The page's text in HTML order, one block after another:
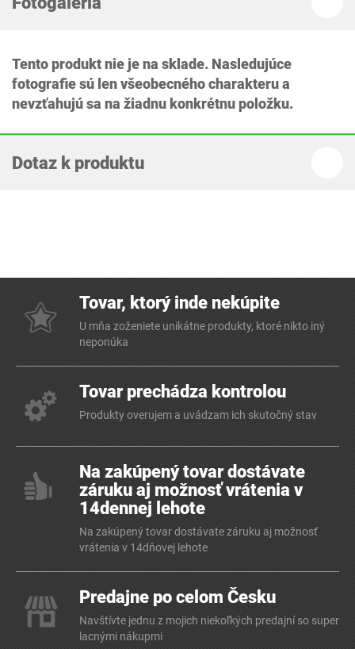
Tento produkt nie je na sklade. Nasledujúce
fotografie sú len všeobecného charakteru a
nevzťahujú sa na žiadnu konkrétnu položku.
Dotaz k produktu
Tovar, ktorý inde nekúpite
U mňa zoženiete unikátne produkty, ktoré nikto iný
neponúka
Tovar prechádza kontrolou
Produkty overujem a uvádzam ich skutočný stav
Na zakúpený tovar dostávate
záruku aj možnosť vrátenia v
14dennej lehote
Na zakúpený tovar dostávate záruku aj možnosť
vrátenia v 14dňovej lehote
Predajne po celom Česku
Navštívte jednu z mojich niekoľkých predajní so super
lacnými nákupmi